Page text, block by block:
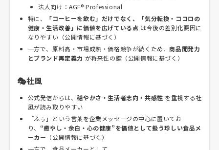
法人向け：AGF® Professional
特に、
「コーヒーを飲む」だけでなく、「気分転換・ココロの
健康・生活改善」に価値を広げている点 は今後の差別化要因に
なりやすい（公開情報に基づく）
一方で、原料高・市場成熟・価格競争が続くため、商品開発力
とブランド再定義力 が将来性の鍵（公開情報に基づく）
🎭社風
公式発信からは、穏やかさ・生活者志向・共感性 を重視する社
風が読み取りやすい
「ふぅ」という言葉を企業メッセージの中心に置いてお
り、 “癒やし・余白・心の健康”を価値として扱う珍しい食品メ
ーカー （公開情報に基づく）